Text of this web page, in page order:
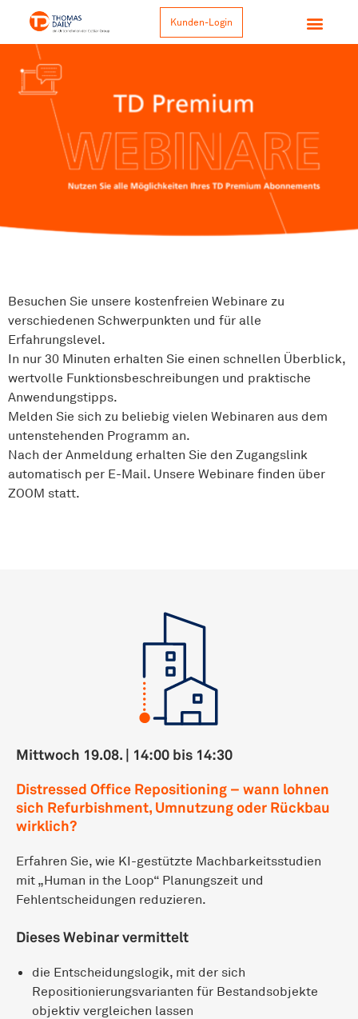
Kunden-Login
Besuchen Sie unsere kostenfreien Webinare zu
verschiedenen Schwerpunkten und für alle
Erfahrungslevel.
In nur 30 Minuten erhalten Sie einen schnellen Überblick,
wertvolle Funktionsbeschreibungen und praktische
Anwendungstipps.
Melden Sie sich zu beliebig vielen Webinaren aus dem
untenstehenden Programm an.
Nach der Anmeldung erhalten Sie den Zugangslink
automatisch per E-Mail. Unsere Webinare finden über
ZOOM statt.
Mittwoch 19.08. | 14:00 bis 14:30
Distressed Office Repositioning – wann lohnen
sich Refurbishment, Umnutzung oder Rückbau
wirklich?
Erfahren Sie, wie KI-gestützte Machbarkeitsstudien
mit „Human in the Loop“ Planungszeit und
Fehlentscheidungen reduzieren.
Dieses Webinar vermittelt
die Entscheidungslogik, mit der sich
Repositionierungsvarianten für Bestandsobjekte
objektiv vergleichen lassen